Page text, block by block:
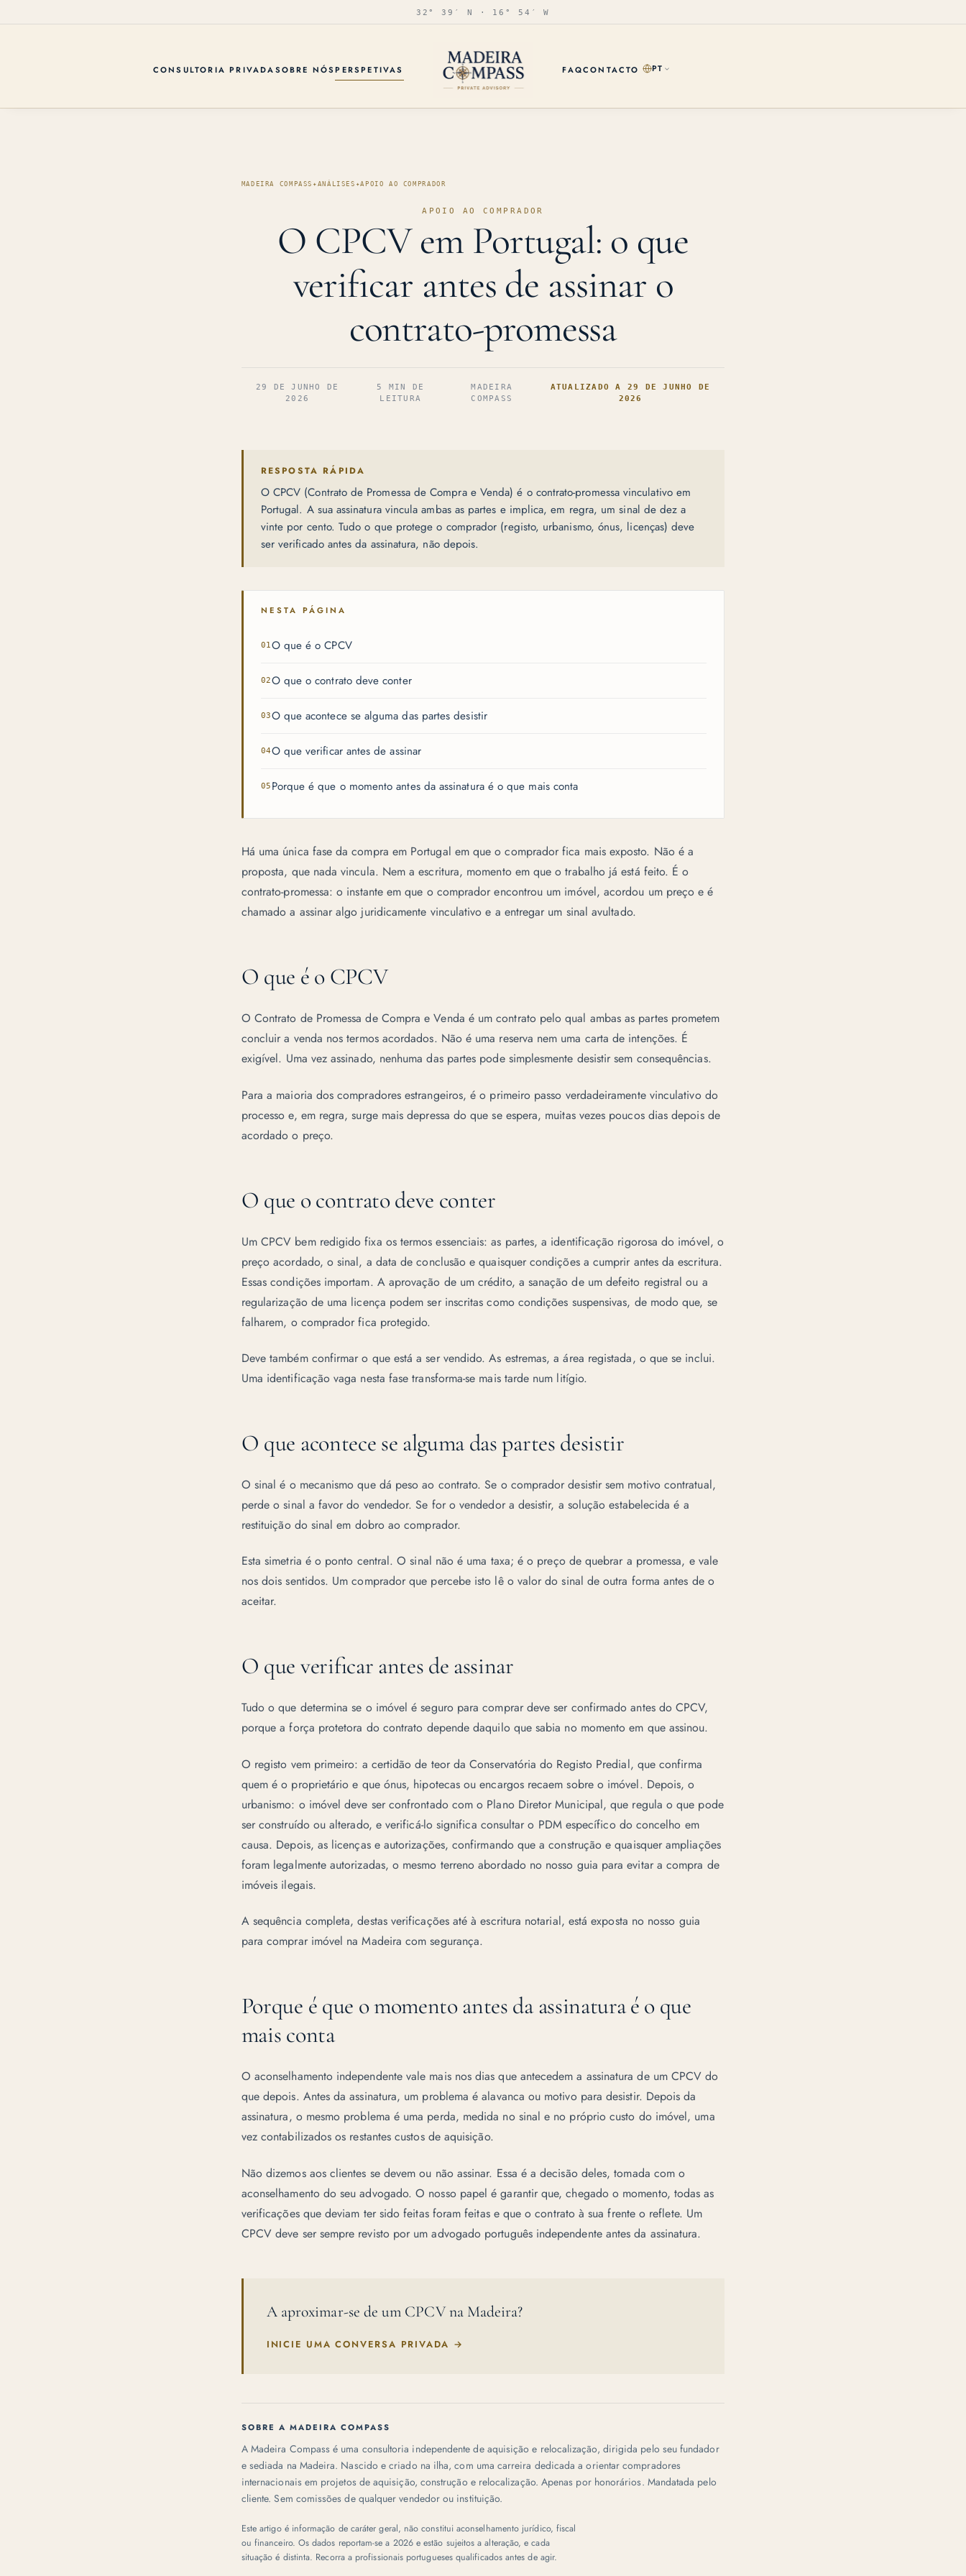
32° 39′ N · 16° 54′ W
CONSULTORIA PRIVADASOBRE NÓSPERSPETIVAS FAQCONTACTO PT
MADEIRA COMPASS ✦ ANÁLISES ✦APOIO AO COMPRADOR
APOIO AO COMPRADOR
O CPCV em Portugal: o que
verificar antes de assinar o
contrato-promessa
29 DE JUNHO DE
2026
5 MIN DE
LEITURA
MADEIRA
COMPASS
ATUALIZADO A 29 DE JUNHO DE
2026
RESPOSTA RÁPIDA
O CPCV (Contrato de Promessa de Compra e Venda) é o contrato-promessa vinculativo em
Portugal. A sua assinatura vincula ambas as partes e implica, em regra, um sinal de dez a
vinte por cento. Tudo o que protege o comprador (registo, urbanismo, ónus, licenças) deve
ser verificado antes da assinatura, não depois.
NESTA PÁGINA
O que é o CPCV
O que o contrato deve conter
O que acontece se alguma das partes desistir
O que verificar antes de assinar
Porque é que o momento antes da assinatura é o que mais conta
Há uma única fase da compra em Portugal em que o comprador fica mais exposto. Não é a
proposta, que nada vincula. Nem a escritura, momento em que o trabalho já está feito. É o
contrato-promessa: o instante em que o comprador encontrou um imóvel, acordou um preço e é
chamado a assinar algo juridicamente vinculativo e a entregar um sinal avultado.
O que é o CPCV
O Contrato de Promessa de Compra e Venda é um contrato pelo qual ambas as partes prometem
concluir a venda nos termos acordados. Não é uma reserva nem uma carta de intenções. É
exigível. Uma vez assinado, nenhuma das partes pode simplesmente desistir sem consequências.
Para a maioria dos compradores estrangeiros, é o primeiro passo verdadeiramente vinculativo do
processo e, em regra, surge mais depressa do que se espera, muitas vezes poucos dias depois de
acordado o preço.
O que o contrato deve conter
Um CPCV bem redigido fixa os termos essenciais: as partes, a identificação rigorosa do imóvel, o
preço acordado, o sinal, a data de conclusão e quaisquer condições a cumprir antes da escritura.
Essas condições importam. A aprovação de um crédito, a sanação de um defeito registral ou a
regularização de uma licença podem ser inscritas como condições suspensivas, de modo que, se
falharem, o comprador fica protegido.
Deve também confirmar o que está a ser vendido. As estremas, a área registada, o que se inclui.
Uma identificação vaga nesta fase transforma-se mais tarde num litígio.
O que acontece se alguma das partes desistir
O sinal é o mecanismo que dá peso ao contrato. Se o comprador desistir sem motivo contratual,
perde o sinal a favor do vendedor. Se for o vendedor a desistir, a solução estabelecida é a
restituição do sinal em dobro ao comprador.
Esta simetria é o ponto central. O sinal não é uma taxa; é o preço de quebrar a promessa, e vale
nos dois sentidos. Um comprador que percebe isto lê o valor do sinal de outra forma antes de o
aceitar.
O que verificar antes de assinar
Tudo o que determina se o imóvel é seguro para comprar deve ser confirmado antes do CPCV,
porque a força protetora do contrato depende daquilo que sabia no momento em que assinou.
O registo vem primeiro: a certidão de teor da Conservatória do Registo Predial, que confirma
quem é o proprietário e que ónus, hipotecas ou encargos recaem sobre o imóvel. Depois, o
urbanismo: o imóvel deve ser confrontado com o Plano Diretor Municipal, que regula o que pode
ser construído ou alterado, e verificá-lo significa consultar o PDM específico do concelho em
causa. Depois, as licenças e autorizações, confirmando que a construção e quaisquer ampliações
foram legalmente autorizadas, o mesmo terreno abordado no nosso guia paraevitar a compra de
imóveis ilegais.
A sequência completa, destas verificações até à escritura notarial, está exposta no nosso guia
paracomprar imóvel na Madeira com segurança.
Porque é que o momento antes da assinatura é o que
mais conta
O aconselhamento independente vale mais nos dias que antecedem a assinatura de um CPCV do
que depois. Antes da assinatura, um problema é alavanca ou motivo para desistir. Depois da
assinatura, o mesmo problema é uma perda, medida no sinal e no próprio custo do imóvel, uma
vez contabilizados os restantescustos de aquisição.
Não dizemos aos clientes se devem ou não assinar. Essa é a decisão deles, tomada com o
aconselhamento do seu advogado. O nosso papel é garantir que, chegado o momento, todas as
verificações que deviam ter sido feitas foram feitas e que o contrato à sua frente o reflete. Um
CPCV deve ser sempre revisto por um advogado português independente antes da assinatura.
A aproximar-se de um CPCV na Madeira?
INICIE UMA CONVERSA PRIVADA →
SOBRE A MADEIRA COMPASS
A Madeira Compass é uma consultoria independente de aquisição e relocalização, dirigida pelo seu fundador
e sediada na Madeira. Nascido e criado na ilha, com uma carreira dedicada a orientar compradores
internacionais em projetos de aquisição, construção e relocalização. Apenas por honorários. Mandatada pelo
cliente. Sem comissões de qualquer vendedor ou instituição.
Este artigo é informação de caráter geral, não constitui aconselhamento jurídico, fiscal
ou financeiro. Os dados reportam-se a 2026 e estão sujeitos a alteração, e cada
situação é distinta. Recorra a profissionais portugueses qualificados antes de agir.